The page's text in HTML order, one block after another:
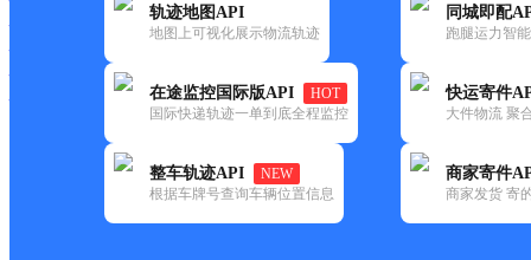
轨迹地图API
地图上可视化展示物流轨迹
在途监控国际版API
HOT
国际快递轨迹一单到底全程监控
整车轨迹API
NEW
根据车牌号查询车辆位置信息
同城即配
跑腿运力智
快运寄件
大件物流 聚
商家寄件
商家发货 寄
网点筛选